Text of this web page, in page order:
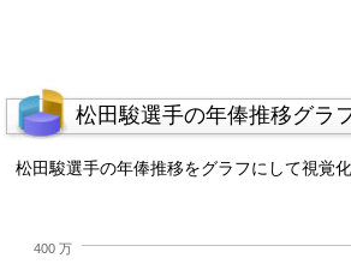
松田駿選手の年俸推移グラ
松田駿選手の年俸推移をグラフにして視覚
400 万